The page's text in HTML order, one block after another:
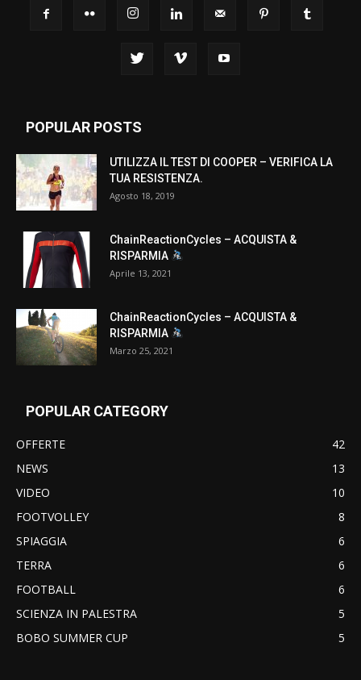
POPULAR POSTS
UTILIZZA IL TEST DI COOPER – VERIFICA LA
TUA RESISTENZA.
Agosto 18, 2019
ChainReactionCycles – ACQUISTA &
RISPARMIA
Aprile 13, 2021
ChainReactionCycles – ACQUISTA &
RISPARMIA
Marzo 25, 2021
POPULAR CATEGORY
OFFERTE
42
NEWS
13
VIDEO
10
FOOTVOLLEY
8
SPIAGGIA
6
TERRA
6
FOOTBALL
6
SCIENZA IN PALESTRA
5
BOBO SUMMER CUP
5